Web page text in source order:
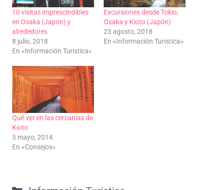
10 visitas imprescindibles
en Osaka (Japón) y
alrededores
8 julio, 2018
En «Información Turistica»
Excursiones desde Tokio,
Osaka y Kioto (Japón)
23 agosto, 2018
En «Información Turistica»
Qué ver en las cercanías de
Kioto
5 mayo, 2014
En «Consejos»